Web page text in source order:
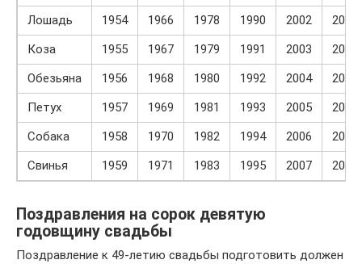
Лошадь
1954 1966 1978 1990 2002
2014
Коза
1955 1967 1979 1991 2003
2015
Обезьяна
1956 1968 1980 1992 2004
2016
Петух
1957 1969 1981 1993 2005
2017
Собака
1958 1970 1982 1994 2006
2018
Свинья
1959 1971 1983 1995 2007 2019
Поздравления на сорок девятую
годовщину свадьбы
Поздравление к 49-летию свадьбы подготовить должен